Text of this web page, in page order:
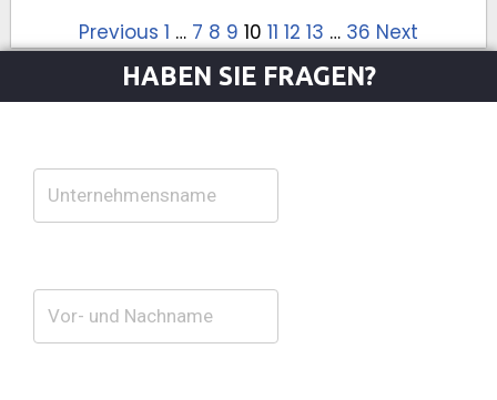
Previous 1 … 7 8 9 10 11 12 13 … 36 Next
HABEN SIE FRAGEN?